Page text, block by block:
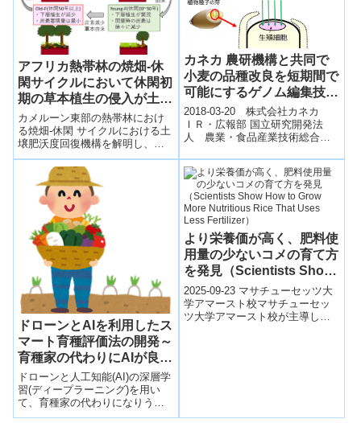
アフリカ熱帯林の焼畑-休
閑サイクルにおいて休閑初
期の草本植生の侵入が土壌
肥沃度の回復を早める
カメルーン東部の熱帯林におけ
る焼畑‐休閑 サイクルにおける土
壌肥沃度回復機構を解明し、休
閑初期に繁茂する草本植生由来
の炭素がその後の土 壌肥沃度回
復に大きく貢献していることを
明らかにした。
カネカ 農研機構と共同で
小麦の品種改良を短期間で
可能にするゲノム編集技術
を開発
2018-03-20 株式会社カネカ
ＩＲ・広報部 国立研究開発法
人 農業・食品産業技術総合研
東京都港区、社長：角倉 護、以
下、カネ...
ドローンとAIを利用したス
マート育種評価法の開発～
育種家の代わりにAIが良い
牧草を選び出す～
ドローンと人工知能(AI)の深層学
習(ディープラーニング)を用い
て、育種家の代わりになりうる
牧草育種評価法を開発した。
より栄養価が高く、肥料使
用量の少ないコメの育て方
を発見（Scientists Show
How to Grow More
Nutritious Rice That
Uses Less Fertilizer）
2025-09-23 マサチューセッツ大
学アマースト校マサチューセッ
ツ大学アマースト校が主導した